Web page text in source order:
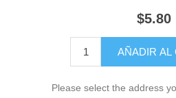
$5.80
Please select the address